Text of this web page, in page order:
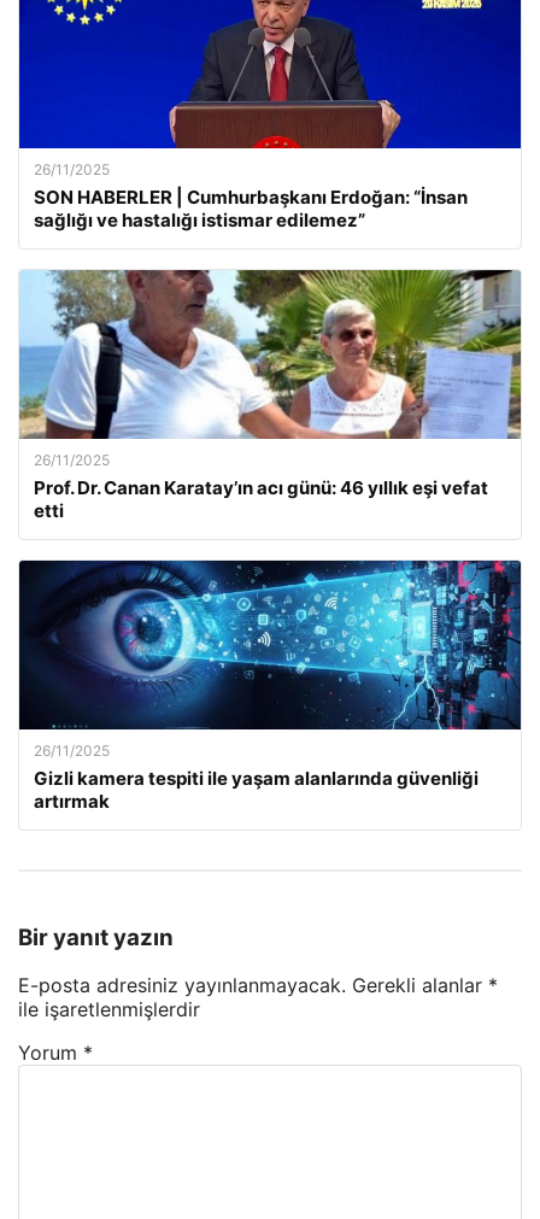
26/11/2025
SON HABERLER | Cumhurbaşkanı Erdoğan: “İnsan
sağlığı ve hastalığı istismar edilemez”
26/11/2025
Prof. Dr. Canan Karatay’ın acı günü: 46 yıllık eşi vefat
etti
26/11/2025
Gizli kamera tespiti ile yaşam alanlarında güvenliği
artırmak
Bir yanıt yazın
E-posta adresiniz yayınlanmayacak. Gerekli alanlar *
ile işaretlenmişlerdir
Yorum *